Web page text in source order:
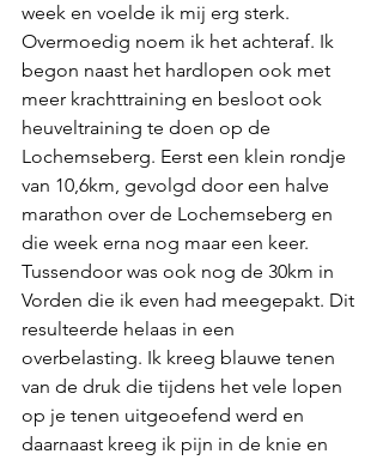
week en voelde ik mij erg sterk.
Overmoedig noem ik het achteraf. Ik
begon naast het hardlopen ook met
meer krachttraining en besloot ook
heuveltraining te doen op de
Lochemseberg. Eerst een klein rondje
van 10,6km, gevolgd door een halve
marathon over de Lochemseberg en
die week erna nog maar een keer.
Tussendoor was ook nog de 30km in
Vorden die ik even had meegepakt. Dit
resulteerde helaas in een
overbelasting. Ik kreeg blauwe tenen
van de druk die tijdens het vele lopen
op je tenen uitgeoefend werd en
daarnaast kreeg ik pijn in de knie en